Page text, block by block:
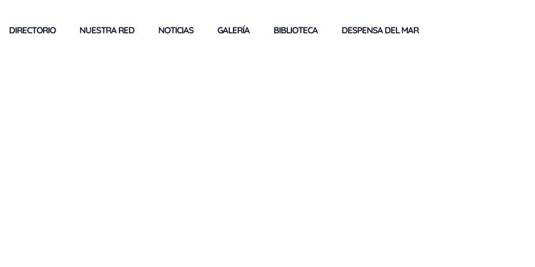
DIRECTORIO NUESTRA RED NOTICIAS GALERÍA BIBLIOTECA DESPENSA DEL MAR